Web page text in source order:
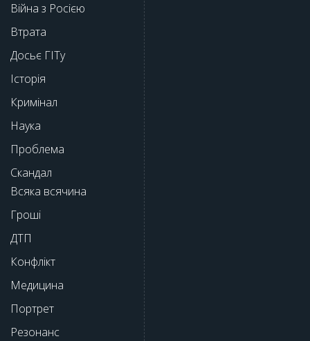
Війна з Росією
Втрата
Досьє ГІТу
Історія
Кримінал
Наука
Проблема
Скандал
Всяка всячина
Гроші
ДТП
Конфлікт
Медицина
Портрет
Резонанс